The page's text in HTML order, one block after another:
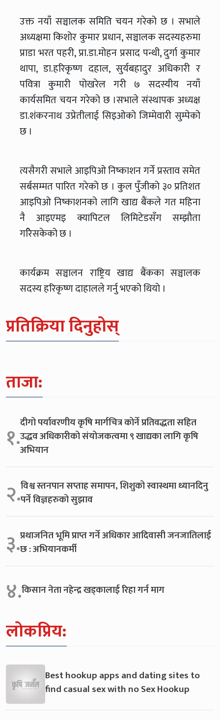
उक्त नयाँ सञ्चालक समिति चयन गरेको छ । सभाले
अध्यक्षमा किशोर कुमार प्रधान, सञ्चालक सदस्यहरुमा
प्राडा भरत पहरी, प्रा.डा.मोहन प्रसाद पन्थी, दुर्गा कुमार
थापा, डा.हरिकृष्ण दहाल, सुर्यबहादुर अधिकारी र
पवित्रा कुमारी पोखरेल गरी ७ सदस्यीय नयाँ
कार्यसमित चयन गरेको छ ।सभाले संस्थापक अध्यक्ष
डा.शंकरनाथ उप्रेतीलाई सिइओको जिम्मेवारी सुम्पेको
छ ।
त्यसैगरी सभाले आइपिओ निष्काशन गर्ने प्रस्ताव समेत
सर्बसम्मत पारित गरेको छ । कुल पुँजीको ३० प्रतिशत
आइपिओ निष्काशनको लागि खाद्य बैंकले गत महिना
नै आइएमइ क्यापिटल लिमिटेडसँग सम्झौता
गरिेसकेको छ ।
कार्यक्रम सञ्चालन राष्ट्रिय खाद्य बैंकका सञ्चालक
सदस्य हरिकृष्ण दाहालले गर्नु भएको थियो ।
प्रतिक्रिया दिनुहोस्
ताजा:
१.दीगो पर्यावरणीय कृषि मार्गचित्र कोर्ने प्रतिवद्धता सहित
उद्धव अधिकारीको संयोजकत्वमा ९ खाद्यका लागि कृषि
अभियान
२.विश्व स्तनपान सप्ताह समापन, शिशुको स्वास्थमा ध्यानदिनु
पर्ने विज्ञहरुको सुझाव
३.प्रथाजनित भूमि प्राप्त गर्ने अधिकार आदिवासी जनजातिलाई
छ : अभियानकर्मी
४.किसान नेता नहेन्द्र खड्कालाई रिहा गर्न माग
लोकप्रिय:
Best hookup apps and dating sites to
find casual sex with no Sex Hookup